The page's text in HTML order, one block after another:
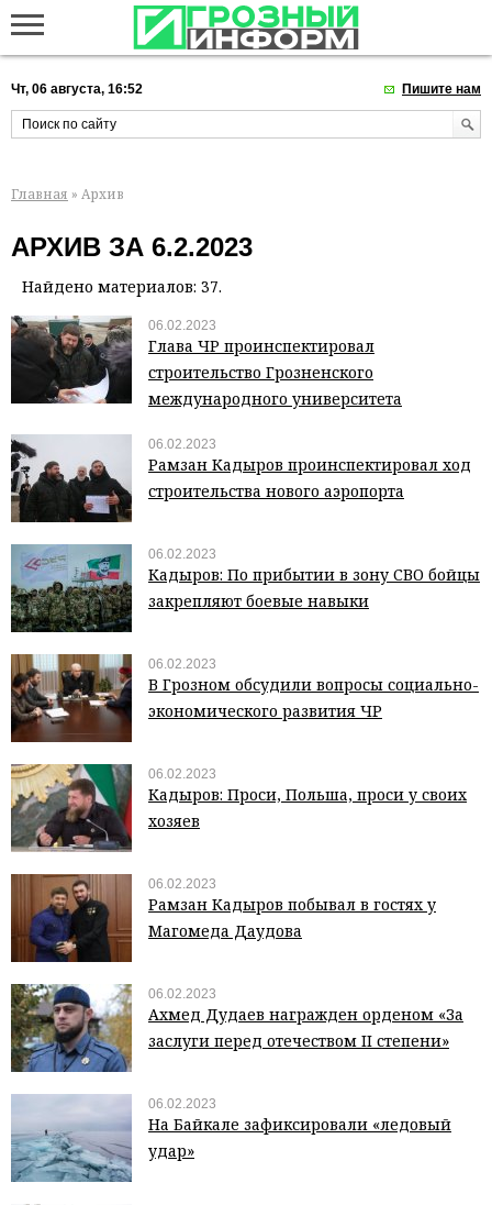
Чт, 06 августа, 16:52 Пишите нам
Главная » Архив
АРХИВ ЗА 6.2.2023
Найдено материалов: 37.
06.02.2023
Глава ЧР проинспектировал
строительство Грозненского
международного университета
06.02.2023
Рамзан Кадыров проинспектировал ход
строительства нового аэропорта
06.02.2023
Кадыров: По прибытии в зону СВО бойцы
закрепляют боевые навыки
06.02.2023
В Грозном обсудили вопросы социально-
экономического развития ЧР
06.02.2023
Кадыров: Проси, Польша, проси у своих
хозяев
06.02.2023
Рамзан Кадыров побывал в гостях у
Магомеда Даудова
06.02.2023
Ахмед Дудаев награжден орденом «За
заслуги перед отечеством II степени»
06.02.2023
На Байкале зафиксировали «ледовый
удар»